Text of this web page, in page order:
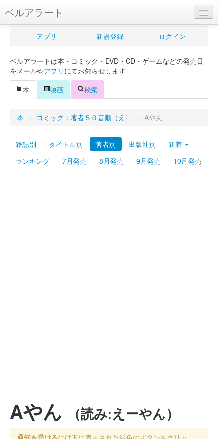
ベルアラート
ベルアラートとは
新規登録
ログイン
Myシェルフ
プレミアム
アプリ 新規登録 ログイン
ベルアラートは本・コミック・DVD・CD・ゲームなどの発売日
をメールやアプリ にてお知らせします
本
映画 検索
本 > コミック：著者５０音順（え） > Aやん
雑誌別 タイトル別 著者別 出版社別
新着
ランキング
7月発売 8月発売 9月発売 10月発売
Aやん （読み:えーやん）
通知を受けるには下に表示された緑色のボタンをクリッ